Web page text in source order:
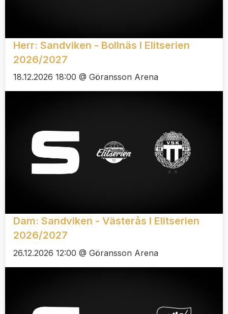
Herr: Sandviken - Bollnäs I Elitserien
2026/2027
18.12.2026 18:00 @ Göransson Arena
Dam: Sandviken - Västerås I Elitserien
2026/2027
26.12.2026 12:00 @ Göransson Arena